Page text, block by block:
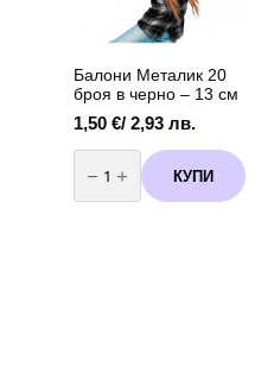
Балони Металик 20
броя в черно – 13 см
1,50 €/ 2,93 лв.
количество
за
Балони
Металик
КУПИ